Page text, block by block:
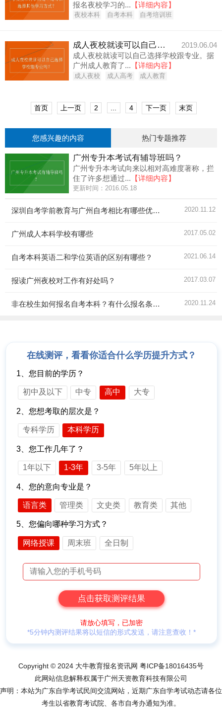
报名夜校学习的... 【详细内容】
夜校本科 自考本科 自考培训班
成人夜校就读可以自己选择学校跟专业吗？
2019.06.04
成人夜校就读可以自己选择学校跟专业。据
广州成人教育了... 【详细内容】
成人夜校 成人高考 成人教育
首页 上一页 2 ... 4 下一页 末页
您感兴趣的内容 热门专题推荐
广州专升本考试有辅导班吗？
广州专升本考试向来以相对高难度著称，拦
住了许多想通过... 【详细内容】
更新时间：2016.05.18
深圳自考学前教育与广州自考相比有哪些优势？ 2020.11.12
广州成人本科学校有哪些 2017.05.02
自考本科英语二和学位英语的区别有哪些？ 2021.06.14
报读广州夜校对工作有好处吗？ 2017.03.07
非在校生如何报名自考本科？有什么报名条件？ 2020.11.24
在线测评，看看你适合什么学历提升方式？
1、您目前的学历？
初中及以下 中专 高中 大专
2、您想考取的层次是？
专科学历 本科学历
3、您工作几年了？
1年以下 1-3年 3-5年 5年以上
4、您的意向专业是？
语言类 管理类 文史类 教育类 其他
5、您偏向哪种学习方式？
网络授课 周末班 全日制
请放心填写，已加密
*5分钟内测评结果将以短信的形式发送，请注意查收！*
Copyright © 2024 大牛教育报名资讯网 粤ICP备18016435号
此网站信息解释权属于广州天资教育科技有限公司
声明：本站为广东自学考试民间交流网站，近期广东自学考试动态请各位
考生以省教育考试院、各市自考办通知为准。